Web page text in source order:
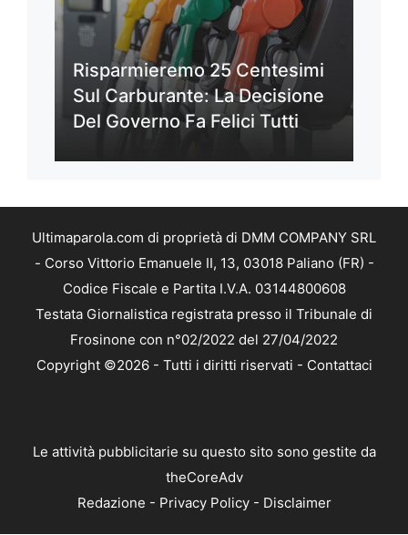
Risparmieremo 25 Centesimi
Sul Carburante: La Decisione
Del Governo Fa Felici Tutti
Ultimaparola.com di proprietà di DMM COMPANY SRL
- Corso Vittorio Emanuele II, 13, 03018 Paliano (FR) -
Codice Fiscale e Partita I.V.A. 03144800608
Testata Giornalistica registrata presso il Tribunale di
Frosinone con n°02/2022 del 27/04/2022
Copyright ©2026 - Tutti i diritti riservati - Contattaci
Le attività pubblicitarie su questo sito sono gestite da
theCoreAdv
Redazione - Privacy Policy- Disclaimer